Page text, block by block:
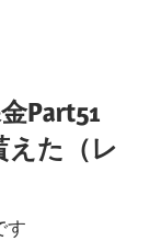
Part51
えた（レ
す